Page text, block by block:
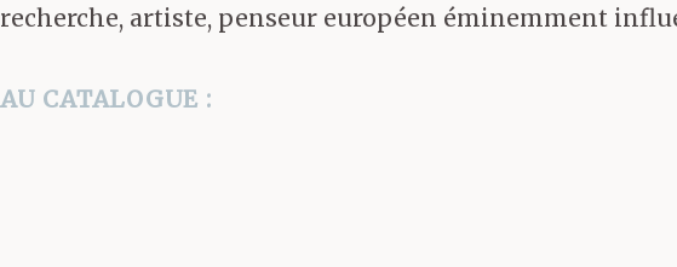
recherche, artiste, penseur européen éminemment
AU CATALOGUE :